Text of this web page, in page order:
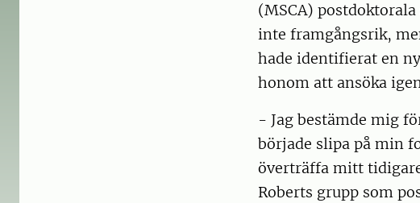
(MSCA)
inte framgångsrik,
hade identifierat en
honom att ansöka
- Jag bestämde mig
började slipa på min
överträffa mitt
Roberts grupp som